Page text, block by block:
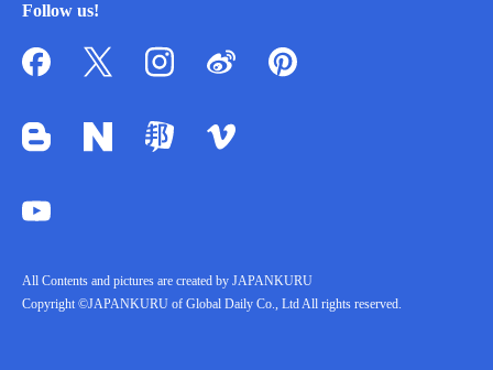
Follow us!
All Contents and pictures are created by JAPANKURU
Copyright ©JAPANKURU of Global Daily Co., Ltd All rights reserved.